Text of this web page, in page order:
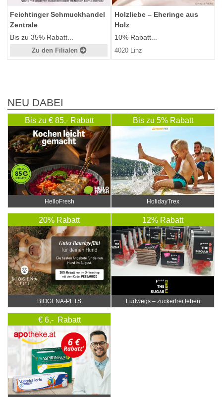
Feichtinger Schmuckhandel
Zentrale
Bis zu 35% Rabatt...
Zu den Filialen
Holzliebe – Eheringe aus
Holz
10% Rabatt...
4020 Linz
NEU DABEI
Bis zu € 85,- Rabatt
HelloFresh
Bis zu 5% Rabatt
HolidayTrex
20% Rabatt
BIOGENA-PETS
12% Rabatt
Ludwegs – zuckerfrei leben
€ 6,- Rabatt